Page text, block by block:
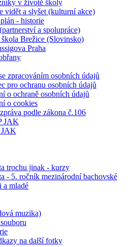
v životě školy
vidět a slyšet (kulturní akce)
- historie
a spolupráce)
Brežice (Slovinsko)
Praha
zpracováním osobních údajů
pro ochranu osobních údajů
o ochraně osobních údajů
o cookies
podle zákona č.106
JAK
JAK
trochu jinak - kurzy
- 5. ročník mezinárodní bachovské
a mladé
muzika)
na další fotky